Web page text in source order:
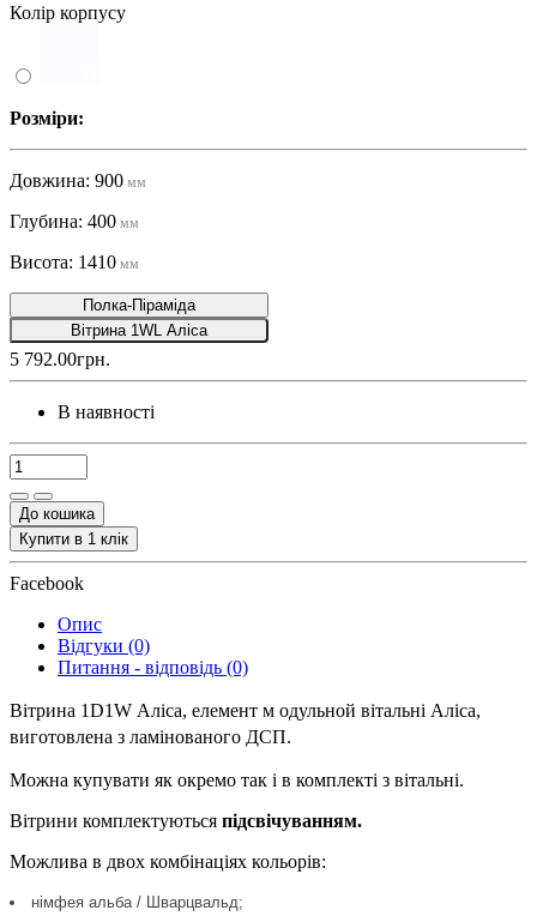
Колір корпусу
Розміри:
Довжина: 900 мм
Глубина: 400 мм
Висота: 1410 мм
Полка-Піраміда
Вітрина 1WL Аліса
5 792.00грн.
В наявності
До кошика
Купити в 1 клік
Facebook
Опис
Відгуки (0)
Питання - відповідь (0)
Вітрина 1D1W Аліса, елемент м одульной вітальні Аліса,
виготовлена з ламінованого ДСП.
Можна купувати як окремо так і в комплекті з вітальні.
Вітрини комплектуються підсвічуванням.
Можлива в двох комбінаціях кольорів:
німфея альба / Шварцвальд;